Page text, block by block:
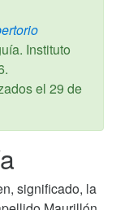
Instituto
el 29 de
significado, la